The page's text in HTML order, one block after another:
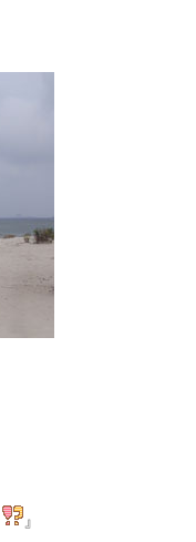
』